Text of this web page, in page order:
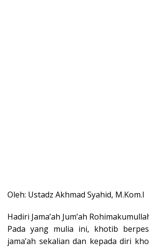
Oleh: Ustadz Akhmad Syahid, M.Kom.I
Hadiri Jama’ah Jum’ah
Pada yang mulia ini, khotib
jama’ah sekalian dan kepada diri